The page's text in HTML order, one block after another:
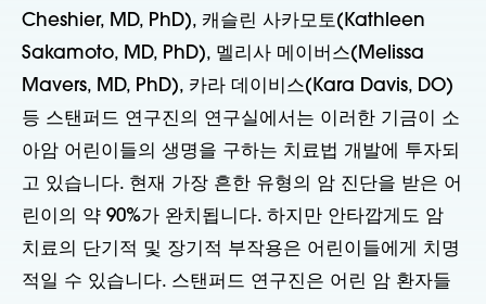
Cheshier, MD, PhD), 캐슬린 사카모토(Kathleen
Sakamoto, MD, PhD), 멜리사 메이버스(Melissa
Mavers, MD, PhD), 카라 데이비스(Kara Davis, DO)
등 스탠퍼드 연구진의 연구실에서는 이러한 기금이 소
아암 어린이들의 생명을 구하는 치료법 개발에 투자되
고 있습니다. 현재 가장 흔한 유형의 암 진단을 받은 어
린이의 약 90%가 완치됩니다. 하지만 안타깝게도 암
치료의 단기적 및 장기적 부작용은 어린이들에게 치명
적일 수 있습니다. 스탠퍼드 연구진은 어린 암 환자들